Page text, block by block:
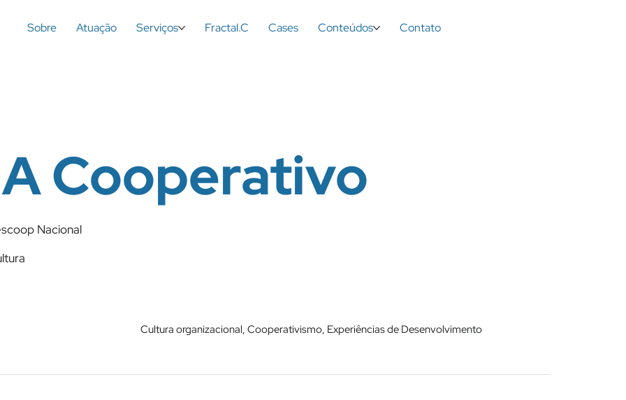
Sobre Atuação Serviços Fractal.C Cases Conteúdos Contato
Cooperativo
Nacional
Cultura organizacional, Cooperativismo, Experiências de Desenvolvimento